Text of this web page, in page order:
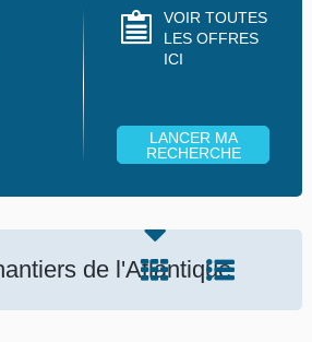
VOIR TOUTES
LES OFFRES
ICI
de l'Atlantique